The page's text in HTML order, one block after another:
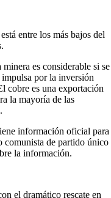
entre los más bajos del
es considerable si se
por la inversión
cobre es una exportación
la mayoría de las
información oficial para
comunista de partido único
la información.
el dramático rescate en